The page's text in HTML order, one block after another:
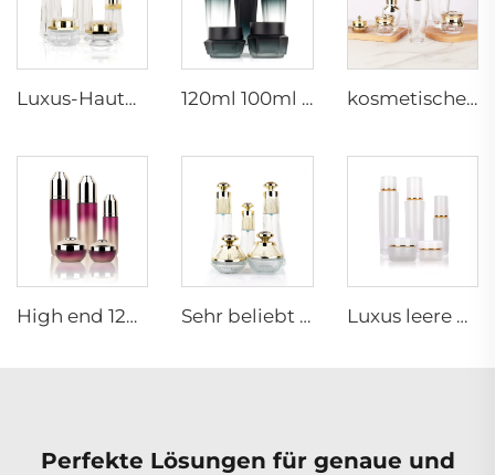
Luxus-Hautpflegebehälter 120ml 100ml 40ml 50g 20g leere gefrorene Tonerflasche klare Glasflasche mit Pumpe 120ml 100ml 40ml Sechseckige schwarze leere Lotion-Hautpflegebehälter kosmetisches Spraysystem Verpackungsglasflaschen-Satz kosmetische Glasflaschen 5g 30g 50g 40ml 100ml 120ml Glasdose mit Deckel Flaschenlieferanten Kosmetikcreme Glasflaschen und -dosen
High end 120ml 100ml 60ml 50g 30g leere kosmetische Gesichtslotion-Creme-Glasflasche Glasdose Verpackungssatz mit Pumpe Sehr beliebt 120ml 40ml 50g 30g Kosmetik-Verpackungsset luxuriöse leere Hautpflege-Glasflaschen mit Frosteffekt und Dose Luxus leere Hautpflege-Cremedose Set Verpackung 120ml 100ml 40ml Glas Kosmetik-Pump-Sprayflasche
Perfekte Lösungen für genaue und